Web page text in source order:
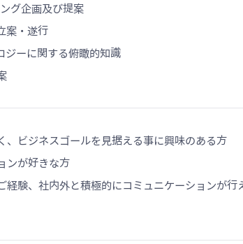
グ企画及び提案
案・遂行
ジーに関する俯瞰的知識
、ビジネスゴールを見据える事に興味のある方
ンが好きな方
経験、社内外と積極的にコミュニケーションが行